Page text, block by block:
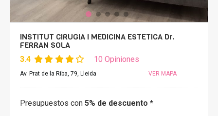
INSTITUT CIRUGIA I MEDICINA ESTETICA Dr.
FERRAN SOLA
3.4 10 Opiniones
Av. Prat de la Riba, 79, Lleida VER MAPA
Presupuestos con 5% de descuento *